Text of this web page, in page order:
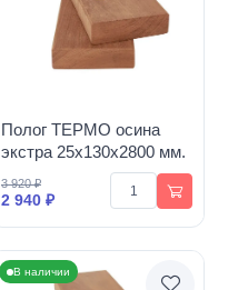
Полог ТЕРМО осина
экстра 25х130х2800 мм.
3 920 ₽
2 940 ₽
В наличии